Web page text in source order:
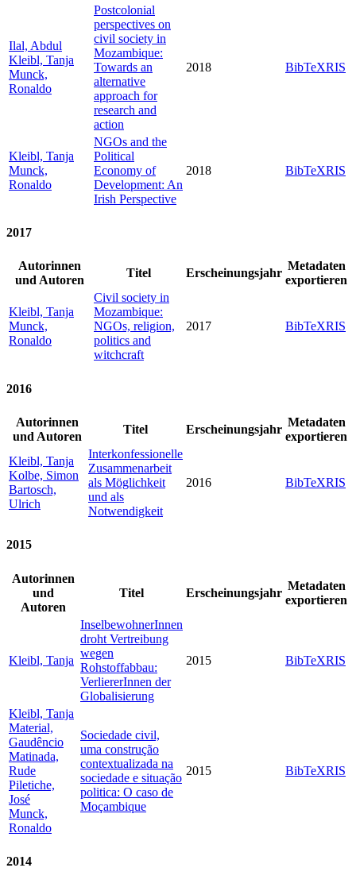
Ilal, Abdul
Kleibl, Tanja
Munck,
Ronaldo
Postcolonial
perspectives on
civil society in
Mozambique:
Towards an
alternative
approach for
research and
action
2018 BibTeXRIS
Kleibl, Tanja
Munck,
Ronaldo
NGOs and the
Political
Economy of
Development: An
Irish Perspective
2018 BibTeXRIS
2017
Autorinnen
und Autoren
Titel Erscheinungsjahr
Metadaten
exportieren
Kleibl, Tanja
Munck,
Ronaldo
Civil society in
Mozambique:
NGOs, religion,
politics and
witchcraft
2017 BibTeXRIS
2016
Autorinnen
und Autoren
Titel Erscheinungsjahr
Metadaten
exportieren
Kleibl, Tanja
Kolbe, Simon
Bartosch,
Ulrich
Interkonfessionelle
Zusammenarbeit
als Möglichkeit
und als
Notwendigkeit
2016 BibTeXRIS
2015
Autorinnen
und
Autoren
Titel Erscheinungsjahr
Metadaten
exportieren
Kleibl, Tanja
InselbewohnerInnen
droht Vertreibung
wegen
Rohstoffabbau:
VerliererInnen der
Globalisierung
2015 BibTeXRIS
Kleibl, Tanja
Material,
Gaudêncio
Matinada,
Rude
Piletiche,
José
Munck,
Ronaldo
Sociedade civil,
uma construção
contextualizada na
sociedade e situação
politica: O caso de
Moçambique
2015 BibTeXRIS
2014